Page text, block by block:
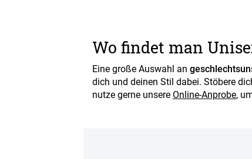
Wo findet man
Eine große Auswahl an
dich und deinen Stil dabei. Stöbere
nutze gerne unsere Online-Anprobe,